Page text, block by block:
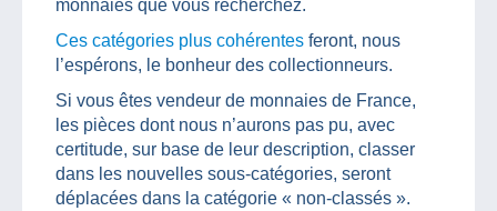
monnaies que vous recherchez.
Ces catégories plus cohérentes feront, nous
l’espérons, le bonheur des collectionneurs.
Si vous êtes vendeur de monnaies de France,
les pièces dont nous n’aurons pas pu, avec
certitude, sur base de leur description, classer
dans les nouvelles sous-catégories, seront
déplacées dans la catégorie « non-classés ».